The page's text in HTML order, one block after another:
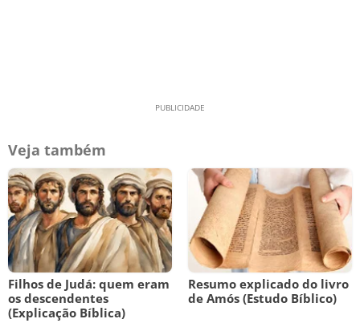
Veja também
Filhos de Judá: quem eram
os descendentes
(Explicação Bíblica)
Resumo explicado do livro
de Amós (Estudo Bíblico)